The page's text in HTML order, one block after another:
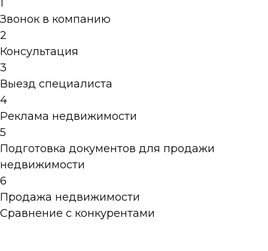
Звонок в компанию
2
Консультация
3
Выезд специалиста
4
Реклама недвижимости
5
Подготовка документов для продажи
недвижимости
6
Продажа недвижимости
Сравнение с конкурентами